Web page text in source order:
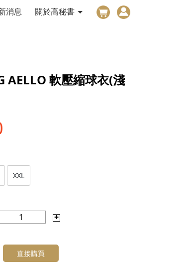
消息 關於高秘書
AELLO 軟壓縮球衣(淺
XXL
1 +
直接購買